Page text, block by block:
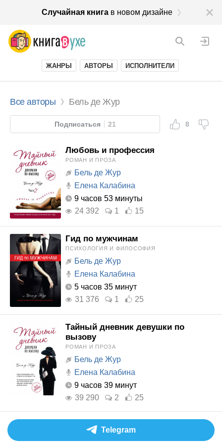
Случайная книгав новом дизайне
ЖАНРЫ АВТОРЫ ИСПОЛНИТЕЛИ
Все авторы Бель де Жур
Подписаться 21 8
Любовь и профессия
РОМАН И ПРОЗА
Бель де Жур
Елена Калабина
9 часов 53 минуты
24 392
1 15
Гид по мужчинам
ПСИХОЛОГИЯ И ФИЛОСОФИЯ
Бель де Жур
Елена Калабина
5 часов 35 минут
31 376
1 25
Тайный дневник девушки по
вызову
РОМАН И ПРОЗА
Бель де Жур
Елена Калабина
9 часов 39 минут
39 290
2 25
Telegram